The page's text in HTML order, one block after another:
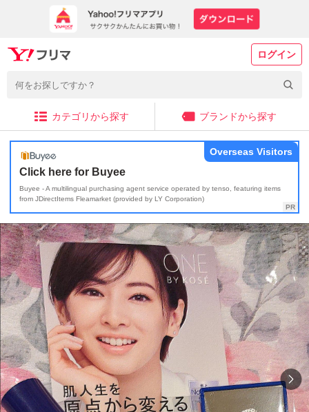
ログイン
カテゴリから探す ブランドから探す
Click here for Buyee
Buyee - A multilingual purchasing agent service operated by tenso, featuring items
from JDirectItems Fleamarket (provided by LY Corporation)
Overseas Visitors